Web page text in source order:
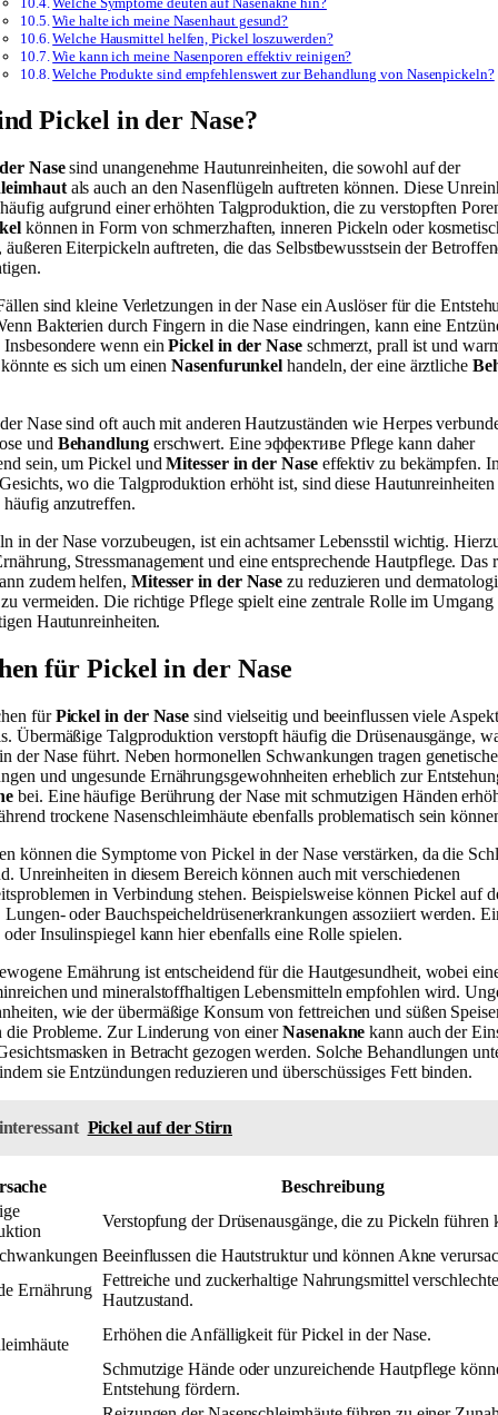
Wie halte ich meine Nasenhaut gesund?
Welche Hausmittel helfen, Pickel loszuwerden?
Wie kann ich meine Nasenporen effektiv reinigen?
Welche Produkte sind empfehlenswert zur Behandlung von Nasenpickeln?
Pickel in der Nase?
Nasesind unangenehme Hautunreinheiten, die sowohl auf der
als auch an den Nasenflügeln auftreten können. Diese
aufgrund einer erhöhten Talgproduktion, die zu verstopften
können in Form von schmerzhaften, inneren Pickeln oder
äußeren Eiterpickeln auftreten, die das Selbstbewusstsein der
sind kleine Verletzungen in der Nase ein Auslöser für die
Bakterien durch Fingern in die Nase eindringen, kann eine
Insbesondere wenn einPickel in der Naseschmerzt, prall ist und
es sich um einenNasenfurunkel handeln, der eine ärztliche
Nase sind oft auch mit anderen Hautzuständen wie Herpes
und Behandlungerschwert. Eine эффективe Pflege kann daher
sein, um Pickel undMitesser in der Naseeffektiv zu bekämpfen.
wo die Talgproduktion erhöht ist, sind diese Hautunreinheiten
häufig anzutreffen.
in der Nase vorzubeugen, ist ein achtsamer Lebensstil wichtig.
Stressmanagement und eine entsprechende Hautpflege. Das
zudem helfen, Mitesser in der Nase zu reduzieren und
vermeiden. Die richtige Pflege spielt eine zentrale Rolle im Umgang
Hautunreinheiten.
für Pickel in der Nase
fürPickel in der Nase sind vielseitig und beeinflussen viele
Übermäßige Talgproduktion verstopft häufig die Drüsenausgänge,
der Nase führt. Neben hormonellen Schwankungen tragen genetische
und ungesunde Ernährungsgewohnheiten erheblich zur
bei. Eine häufige Berührung der Nase mit schmutzigen Händen
trockene Nasenschleimhäute ebenfalls problematisch sein
können die Symptome von Pickel in der Nase verstärken, da die
Unreinheiten in diesem Bereich können auch mit verschiedenen
in Verbindung stehen. Beispielsweise können Pickel auf
oder Bauchspeicheldrüsenerkrankungen assoziiert werden.
Insulinspiegel kann hier ebenfalls eine Rolle spielen.
Ernährung ist entscheidend für die Hautgesundheit, wobei
und mineralstoffhaltigen Lebensmitteln empfohlen wird.
wie der übermäßige Konsum von fettreichen und süßen
die Probleme. Zur Linderung von einerNasenakne kann auch der
in Betracht gezogen werden. Solche Behandlungen
sie Entzündungen reduzieren und überschüssiges Fett binden.
Pickel auf der Stirn
Beschreibung
Verstopfung der Drüsenausgänge, die zu Pickeln führen
Beeinflussen die Hautstruktur und können Akne
Ernährung
Fettreiche und zuckerhaltige Nahrungsmittel
Hautzustand.
Erhöhen die Anfälligkeit für Pickel in der Nase.
Schmutzige Hände oder unzureichende Hautpflege
Entstehung fördern.